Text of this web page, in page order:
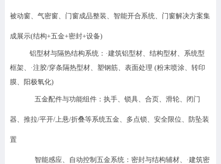
被动窗、气密窗、 门窗成品整装、智能开合系统、 门窗解决方案集
成展示(结构+五金+密封+设备)
铝型材与隔热结构系统：·建筑铝型材、结构型材、系统型
框架、·注胶/穿条隔热型材、塑钢筋、表面处理 (粉末喷涂、转印
膜、阳极氧化)
五金配件与功能组件：执手、锁具、合页、滑轮、闭门
器、推拉/平开/上悬/折叠等系统五金、多点锁、安全限位、防坠装
置
智能感应、自动控制五金系统：密封与结构辅材、·建筑密